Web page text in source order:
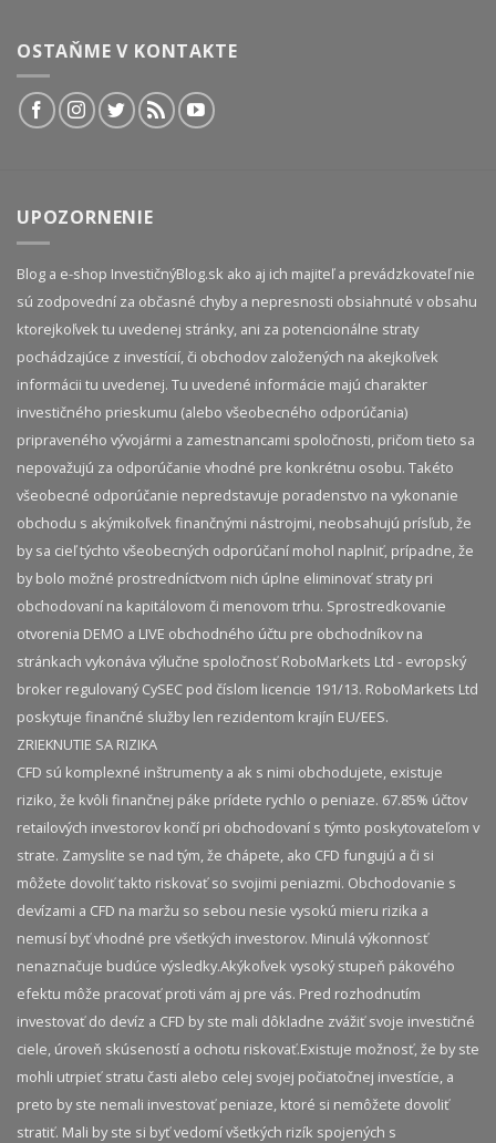
OSTAŇME V KONTAKTE
UPOZORNENIE
Blog a e-shop InvestičnýBlog.sk ako aj ich majiteľ a prevádzkovateľ nie
sú zodpovední za občasné chyby a nepresnosti obsiahnuté v obsahu
ktorejkoľvek tu uvedenej stránky, ani za potencionálne straty
pochádzajúce z investícií, či obchodov založených na akejkoľvek
informácii tu uvedenej. Tu uvedené informácie majú charakter
investičného prieskumu (alebo všeobecného odporúčania)
pripraveného vývojármi a zamestnancami spoločnosti, pričom tieto sa
nepovažujú za odporúčanie vhodné pre konkrétnu osobu. Takéto
všeobecné odporúčanie nepredstavuje poradenstvo na vykonanie
obchodu s akýmikoľvek finančnými nástrojmi, neobsahujú prísľub, že
by sa cieľ týchto všeobecných odporúčaní mohol naplniť, prípadne, že
by bolo možné prostredníctvom nich úplne eliminovať straty pri
obchodovaní na kapitálovom či menovom trhu. Sprostredkovanie
otvorenia DEMO a LIVE obchodného účtu pre obchodníkov na
stránkach vykonáva výlučne spoločnosť RoboMarkets Ltd - evropský
broker regulovaný CySEC pod číslom licencie 191/13. RoboMarkets Ltd
poskytuje finančné služby len rezidentom krajín EU/EES.
ZRIEKNUTIE SA RIZIKA
CFD sú komplexné inštrumenty a ak s nimi obchodujete, existuje
riziko, že kvôli finančnej páke prídete rychlo o peniaze. 67.85% účtov
retailových investorov končí pri obchodovaní s týmto poskytovateľom v
strate. Zamyslite se nad tým, že chápete, ako CFD fungujú a či si
môžete dovoliť takto riskovať so svojimi peniazmi. Obchodovanie s
devízami a CFD na maržu so sebou nesie vysokú mieru rizika a
nemusí byť vhodné pre všetkých investorov. Minulá výkonnosť
nenaznačuje budúce výsledky.​ Akýkoľvek vysoký stupeň pákového
efektu môže pracovať proti vám aj pre vás. Pred rozhodnutím
investovať do devíz a CFD by ste mali dôkladne zvážiť svoje investičné
ciele, úroveň skúseností a ochotu riskovať.​ Existuje možnosť, že by ste
mohli utrpieť stratu časti alebo celej svojej počiatočnej investície, a
preto by ste nemali investovať peniaze, ktoré si nemôžete dovoliť
stratiť. Mali by ste si byť vedomí všetkých rizík spojených s